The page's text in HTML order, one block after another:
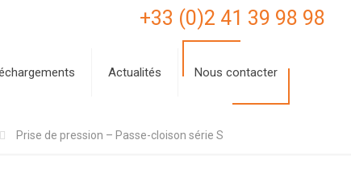
+33 (0)2 41 39 98 98
Actualités Nous contacter
Prise de pression – Passe-cloison série S